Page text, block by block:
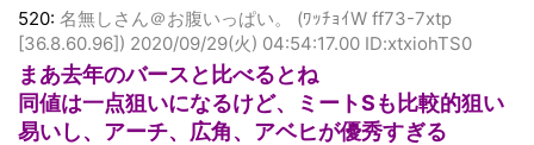
520: 名無しさん＠お腹いっぱい。 (ﾜｯﾁｮｲW ff73-7xtp
[36.8.60.96]) 2020/09/29(火) 04:54:17.00 ID:xtxiohTS0
まあ去年のバースと比べるとね
同値は一点狙いになるけど、ミートSも比較的狙い
易いし、アーチ、広角、アベヒが優秀すぎる